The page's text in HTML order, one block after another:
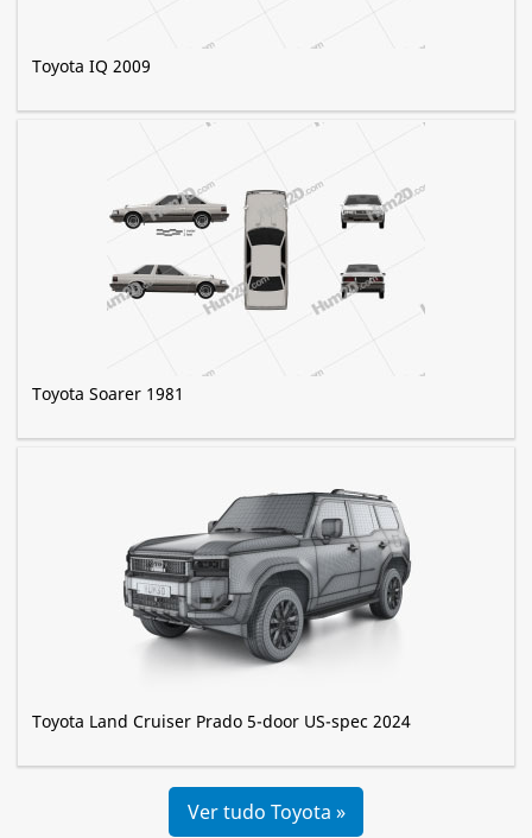
Toyota IQ 2009
Toyota Soarer 1981
Toyota Land Cruiser Prado 5-door US-spec 2024
Ver tudo Toyota »